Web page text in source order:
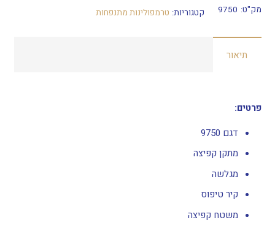
מתקן
|
טירת
מק"ט: 9750 קטגוריות: טרמפולינות מתנפחות
תיאור
פרטים:
דגם 9750
מתקן קפיצה
מגלשה
קיר טיפוס
משטח קפיצה